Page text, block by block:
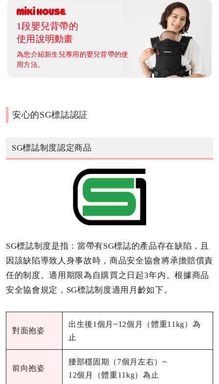
1段嬰兒背帶的
使用說明動畫
為您介紹新生兒專用的嬰兒背帶的使
用方法。
安心的SG標誌認証
SG標誌制度認定商品
SG標誌制度是指：當帶有SG標誌的產品存在缺陷，且
因該缺陷導致人身事故時，商品安全協會將承擔賠償責
任的制度。適用期限為自購買之日起3年内。根據商品
安全協會規定，SG標誌制度適用月齡如下。
對面抱姿
出生後1個月~12個月（體重11kg）為
止
前向抱姿
腰部穩固期（7個月左右）~
12個月（體重11kg）為止